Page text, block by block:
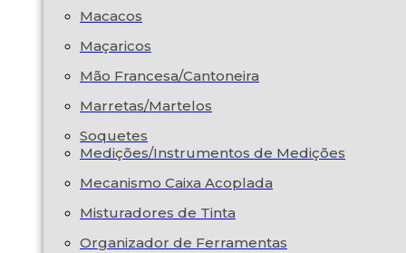
Macacos
Maçaricos
Mão Francesa/Cantoneira
Marretas/Martelos
Soquetes
Medições/Instrumentos de Medições
Mecanismo Caixa Acoplada
Misturadores de Tinta
Organizador de Ferramentas